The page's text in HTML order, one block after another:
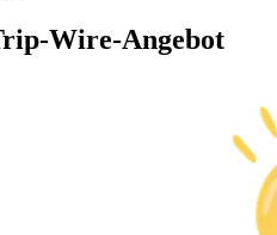
Wire-Angebot